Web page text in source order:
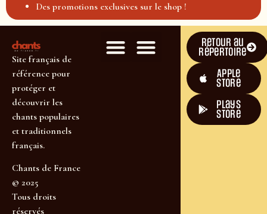
Des promotions exclusives sur le shop !
Site français de
référence pour
protéger et
découvrir les
chants populaires
et traditionnels
français.
Chants de France
© 2025
Tous droits
réservés
Retour au
répertoire
Apple
Store
plays
store